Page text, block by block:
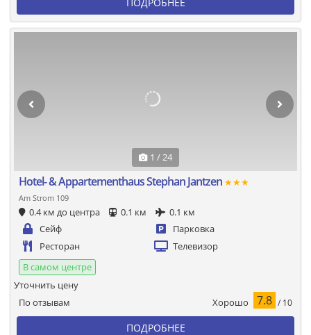
1 / 24
Hotel- & Appartementhaus Stephan Jantzen ★★★
Am Strom 109
0.4 км до центра 0.1 км
0.1 км
Сейф
Парковка
Ресторан
Телевизор
В самом центре
По отзывам Хорошо 7.8 / 10
Уточнить цену
ПОДРОБНЕЕ